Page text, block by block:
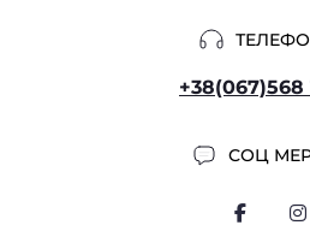
+38(067)568
СОЦ